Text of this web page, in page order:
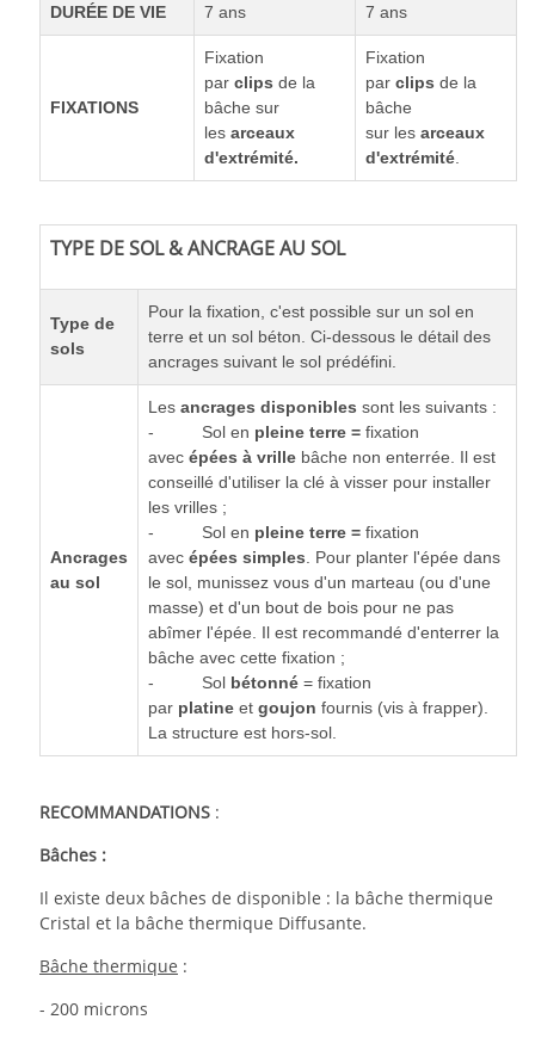
DURÉE DE VIE 7 ans 7 ans
FIXATIONS
Fixation
par clips de la
bâche sur
les arceaux
d'extrémité.
Fixation
par clips de la
bâche
sur les arceaux
d'extrémité
TYPE DE SOL & ANCRAGE AU SOL
Type de
sols
Pour la fixation, c'est possible sur un sol en
terre et un sol béton. Ci-dessous le détail des
ancrages suivant le sol prédéfini.
Ancrages
au sol
Les ancrages disponibles sont les suivants :
- Sol en pleine terre = fixation
avec épées à vrille bâche non enterrée. Il est
conseillé d'utiliser la clé à visser pour installer
les vrilles ;
- Sol en pleine terre = fixation
avec épées simples . Pour planter l'épée dans
le sol, munissez vous d'un marteau (ou d'une
masse) et d'un bout de bois pour ne pas
abîmer l'épée. Il est recommandé d'enterrer la
bâche avec cette fixation ;
- Sol bétonné = fixation
par platine et goujon fournis (vis à frapper).
La structure est hors-sol.
RECOMMANDATIONS :
Bâches :
Il existe deux bâches de disponible : la bâche thermique
Cristal et la bâche thermique Diffusante.
Bâche thermique :
- 200 microns